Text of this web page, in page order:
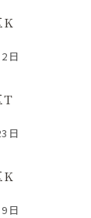
K
日
T
日
K
日